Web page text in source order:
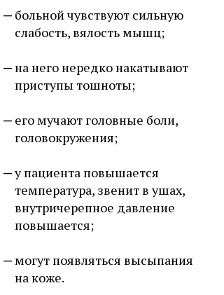
больной чувствуют сильную
слабость, вялость мышц;
на него нередко накатывают
приступы тошноты;
его мучают головные боли,
головокружения;
у пациента повышается
температура, звенит в ушах,
внутричерепное давление
повышается;
могут появляться высыпания
на коже.